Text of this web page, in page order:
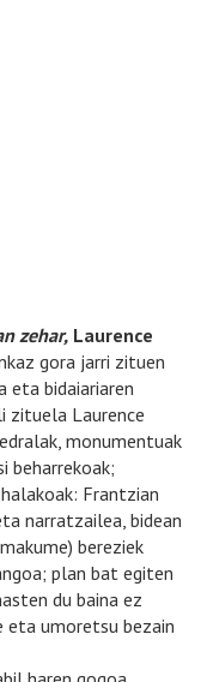
zehar, Laurence
gora jarri zituen
eta bidaiariaren
zituela Laurence
monumentuak
beharrekoak;
Frantzian
narratzailea, bidean
bereziek
plan bat egiten
du baina ez
eta umoretsu bezain